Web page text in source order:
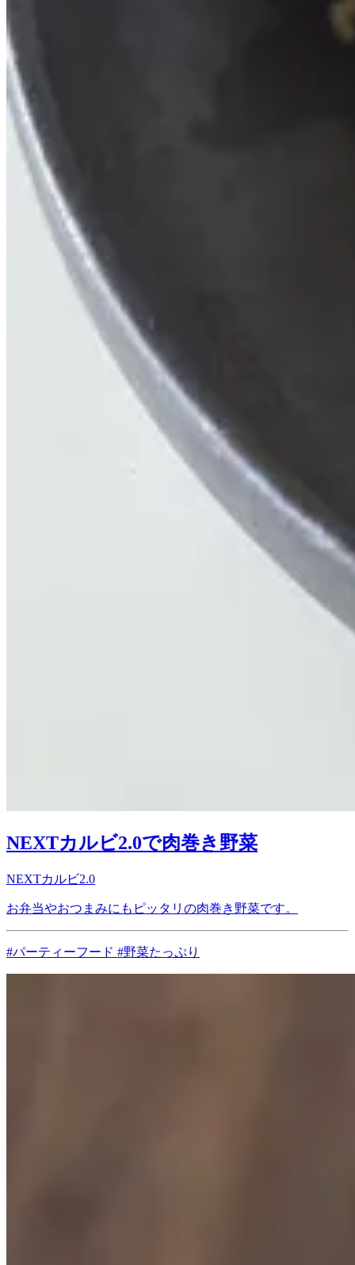
NEXTカルビ2.0で肉巻き野菜
NEXTカルビ2.0
お弁当やおつまみにもピッタリの肉巻き野菜です。
#パーティーフード #野菜たっぷり